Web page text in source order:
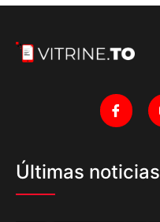
Últimas noticias